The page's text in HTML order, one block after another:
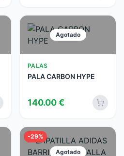
Agotado
PALAS
PALA CARBON HYPE
140.00€
Agotado
-29%